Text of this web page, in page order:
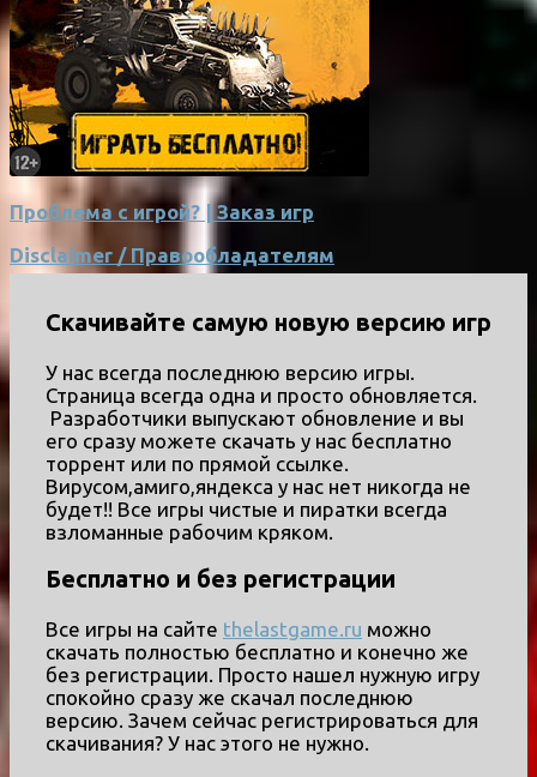
Проблема с игрой? | Заказ игр
Disclaimer / Правообладателям
Скачивайте самую новую версию игр
У нас всегда последнюю версию игры.
Страница всегда одна и просто обновляется.
Разработчики выпускают обновление и вы
его сразу можете скачать у нас бесплатно
торрент или по прямой ссылке.
Вирусом,амиго,яндекса у нас нет никогда не
будет!! Все игры чистые и пиратки всегда
взломанные рабочим кряком.
Бесплатно и без регистрации
Все игры на сайте thelastgame.ru можно
скачать полностью бесплатно и конечно же
без регистрации. Просто нашел нужную игру
спокойно сразу же скачал последнюю
версию. Зачем сейчас регистрироваться для
скачивания? У нас этого не нужно.